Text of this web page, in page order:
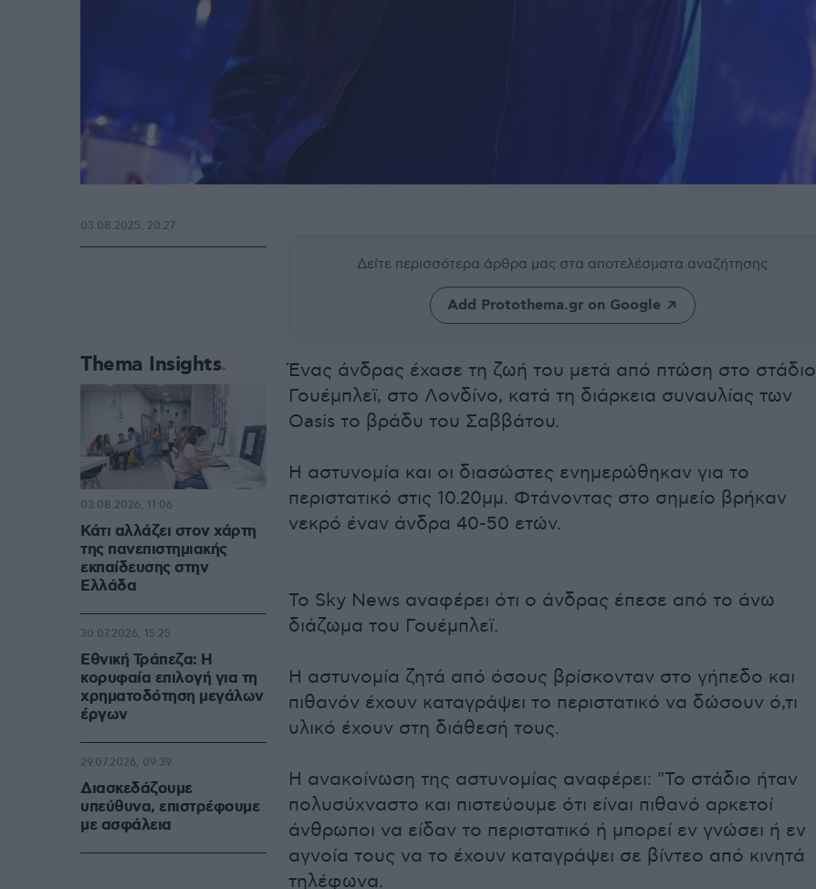
Δείτε περισσότερα άρθρα μας στα αποτελέσματα αναζήτησης
Add Protothema.gr on Google
Ένας άνδρας έχασε τη ζωή του μετά από πτώση στο στάδιο
Γουέμπλεϊ, στο Λονδίνο, κατά τη διάρκεια συναυλίας των
Oasis το βράδυ του Σαββάτου.
Η αστυνομία και οι διασώστες ενημερώθηκαν για το
περιστατικό στις 10.20μμ. Φτάνοντας στο σημείο βρήκαν
νεκρό έναν άνδρα 40-50 ετών.
Το Sky News αναφέρει ότι ο άνδρας έπεσε από το άνω
διάζωμα του Γουέμπλεϊ.
Η αστυνομία ζητά από όσους βρίσκονταν στο γήπεδο και
πιθανόν έχουν καταγράψει το περιστατικό να δώσουν ό,τι
υλικό έχουν στη διάθεσή τους.
Η ανακοίνωση της αστυνομίας αναφέρει: "Το στάδιο ήταν
πολυσύχναστο και πιστεύουμε ότι είναι πιθανό αρκετοί
άνθρωποι να είδαν το περιστατικό ή μπορεί εν γνώσει ή εν
αγνοία τους να το έχουν καταγράψει σε βίντεο από κινητά
τηλέφωνα.
03.08.2025, 20:27
Thema Insights
Κάτι αλλάζει στον χάρτη
της πανεπιστημιακής
εκπαίδευσης στην
Ελλάδα
03.08.2026, 11:06
Εθνική Τράπεζα: Η
κορυφαία επιλογή για τη
χρηματοδότηση μεγάλων
έργων
30.07.2026, 15:25
Διασκεδάζουμε
υπεύθυνα, επιστρέφουμε
με ασφάλεια
29.07.2026, 09:39